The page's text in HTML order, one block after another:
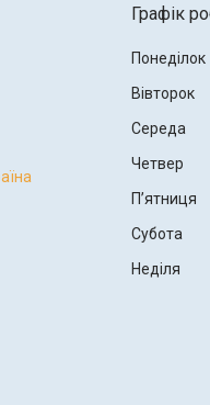
Графік
Понеділок
Вівторок
Середа
Четвер
Пʼятниця
Субота
Неділя